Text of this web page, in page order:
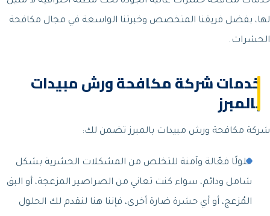
لها، بفضل فريقنا المتخصص وخبرتنا الواسعة في مجال مكافحة
الحشرات.
خدمات شركة مكافحة ورش مبيدات
بالمبرز
شركة مكافحة ورش مبيدات بالمبرز تضمن لك:
حلولًا فعّالة وآمنة للتخلص من المشكلات الحشرية بشكل
شامل ودائم، سواء كنت تعاني من الصراصير المزعجة، أو البق
المُزعج، أو أي حشرة ضارة أخرى، فإننا هنا لنقدم لك الحلول